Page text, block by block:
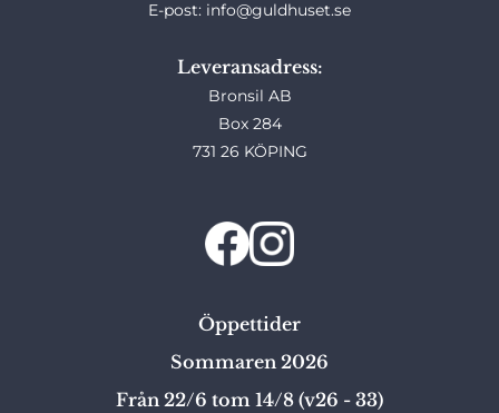
E-post: info@guldhuset.se
Leveransadress:
Bronsil AB
Box 284
731 26 KÖPING
Öppettider
Sommaren 2026
Från 22/6 tom 14/8 (v26 - 33)